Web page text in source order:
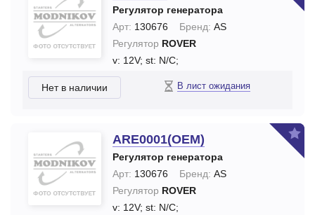
Регулятор генератора
Арт: 130676 Бренд: AS
Регулятор ROVER
v: 12V; st: N/C;
Нет в наличии В лист ожидания
ARE0001(OEM)
Регулятор генератора
Арт: 130676 Бренд: AS
Регулятор ROVER
v: 12V; st: N/C;